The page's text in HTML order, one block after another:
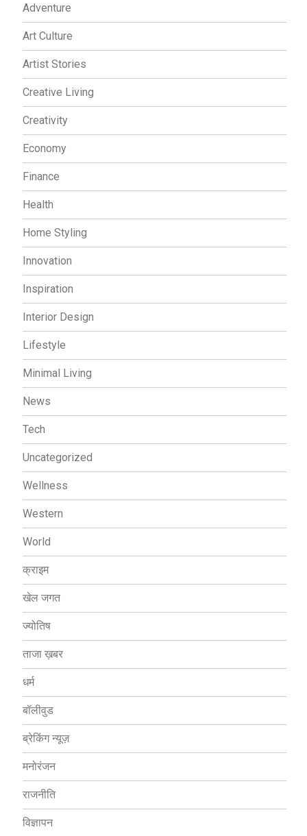
Adventure
Art Culture
Artist Stories
Creative Living
Creativity
Economy
Finance
Health
Home Styling
Innovation
Inspiration
Interior Design
Lifestyle
Minimal Living
News
Tech
Uncategorized
Wellness
Western
World
क्राइम
खेल जगत
ज्योतिष
ताजा ख़बर
धर्म
बॉलीवुड
ब्रेकिंग न्यूज़
मनोरंजन
राजनीति
विज्ञापन